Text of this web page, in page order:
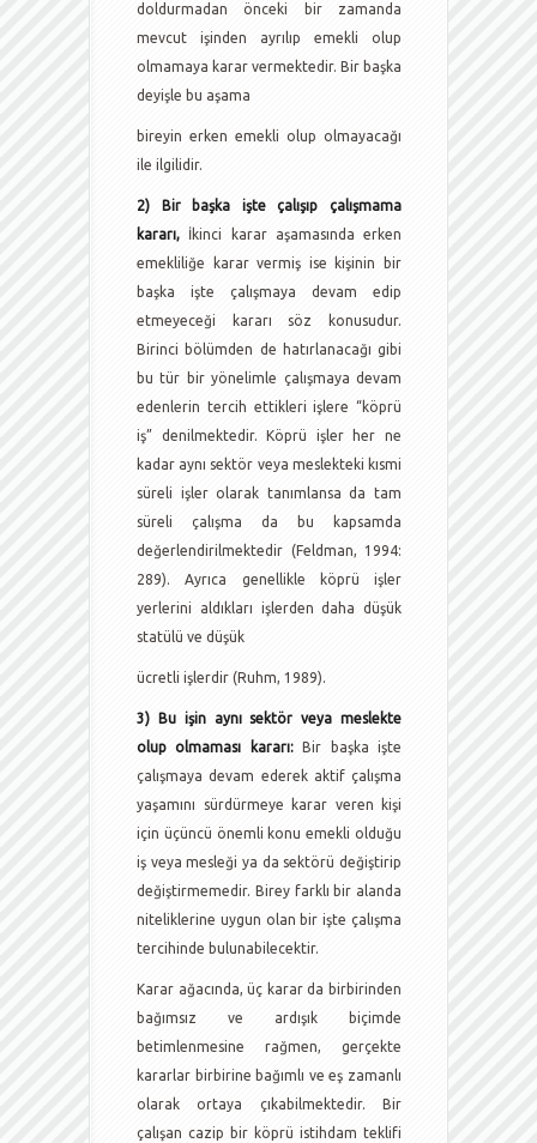
doldurmadan önceki bir zamanda
mevcut işinden ayrılıp emekli olup
olmamaya karar vermektedir. Bir başka
deyişle bu aşama
bireyin erken emekli olup olmayacağı
ile ilgilidir.
2)
Bir başka işte çalışıp çalışmama
kararı, İkinci karar aşamasında erken
emekliliğe karar vermiş ise kişinin bir
başka işte çalışmaya devam edip
etmeyeceği kararı söz konusudur.
Birinci bölümden de hatırlanacağı gibi
bu tür bir yönelimle çalışmaya devam
edenlerin tercih ettikleri işlere “köprü
iş” denilmektedir. Köprü işler her ne
kadar aynı sektör veya meslekteki kısmi
süreli işler olarak tanımlansa da tam
süreli çalışma da bu kapsamda
değerlendirilmektedir (Feldman, 1994:
289). Ayrıca genellikle köprü işler
yerlerini aldıkları işlerden daha düşük
statülü ve düşük
ücretli işlerdir (Ruhm, 1989).
3) Bu işin aynı sektör veya meslekte
olup olmaması kararı:Bir başka işte
çalışmaya devam ederek aktif çalışma
yaşamını sürdürmeye karar veren kişi
için üçüncü önemli konu emekli olduğu
iş veya mesleği ya da sektörü değiştirip
değiştirmemedir. Birey farklı bir alanda
niteliklerine uygun olan bir işte çalışma
tercihinde bulunabilecektir.
Karar ağacında, üç karar da birbirinden
bağımsız ve ardışık biçimde
betimlenmesine rağmen, gerçekte
kararlar birbirine bağımlı ve eş zamanlı
olarak ortaya çıkabilmektedir. Bir
çalışan cazip bir köprü istihdam teklifi